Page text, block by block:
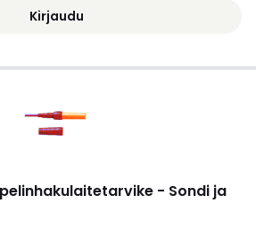
Kirjaudu
- Sondi ja